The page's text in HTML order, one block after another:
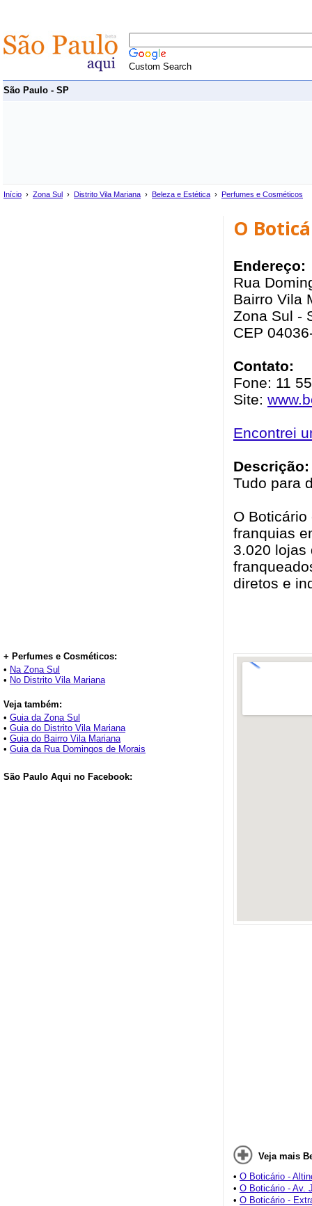
Custom Search
São Paulo - SP
Início › Zona Sul › Distrito Vila Mariana › Beleza e Estética › Perfumes e Cosméticos
+ Perfumes e Cosméticos:
• Na Zona Sul
• No Distrito Vila Mariana
Veja também:
• Guia da Zona Sul
• Guia do Distrito Vila Mariana
• Guia do Bairro Vila Mariana
• Guia da Rua Domingos de Morais
São Paulo Aqui no Facebook:
O
Endereço:
Rua
Bairro Vila
Zona Sul -
CEP
Contato:
Fone: 11
Site:
Encontrei
Descrição:
Tudo para
O
franquias
3.020 lojas
diretos e
Veja mais
• O Boticário -
• O Boticário - Av.
• O Boticário -